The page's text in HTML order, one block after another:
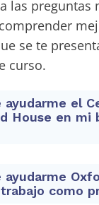
las preguntas
se te
curso.
ayudarme el
House en mi
profesor
de
ayudarme
como